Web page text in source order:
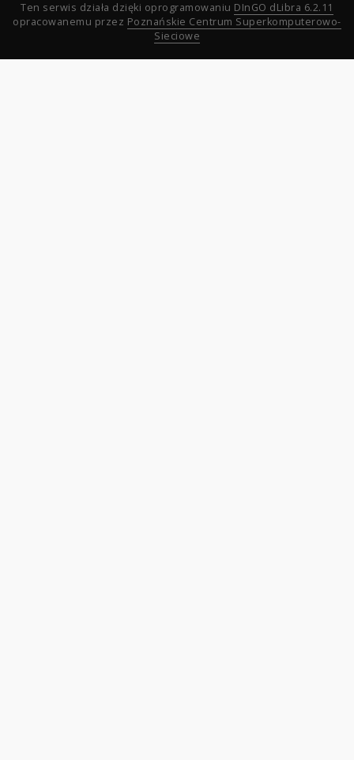
Ten serwis działa dzięki oprogramowaniu DInGO dLibra 6.2.11
opracowanemu przez Poznańskie Centrum Superkomputerowo-
Sieciowe